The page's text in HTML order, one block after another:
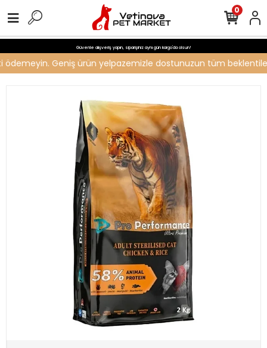
Güvenle alışveriş yapın, siparişiniz aynı gün kargo'da olsun!
Geniş ürün yelpazemizle dostunuzun tüm
0